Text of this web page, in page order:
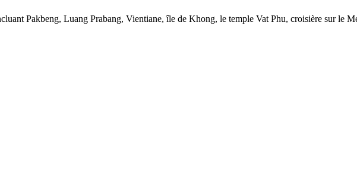
Pakbeng, Luang Prabang, Vientiane, île de Khong, le temple Vat Phu, croisière sur le